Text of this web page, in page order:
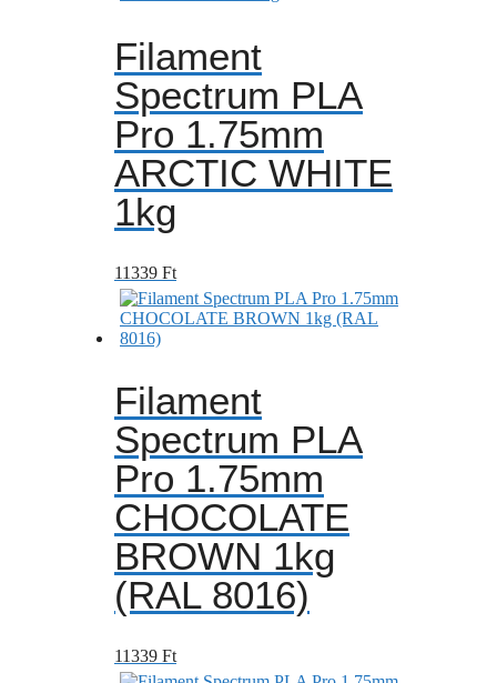
Filament
Spectrum PLA
Pro 1.75mm
ARCTIC WHITE
1kg
11339 Ft
Filament
Spectrum PLA
Pro 1.75mm
CHOCOLATE
BROWN 1kg
(RAL 8016)
11339 Ft